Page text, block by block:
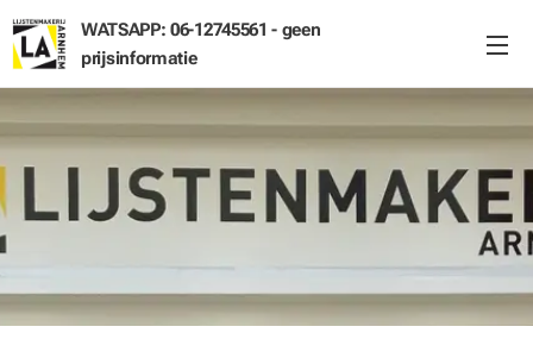
WATSAPP: 06-12745561 - geen
prijsinformatie